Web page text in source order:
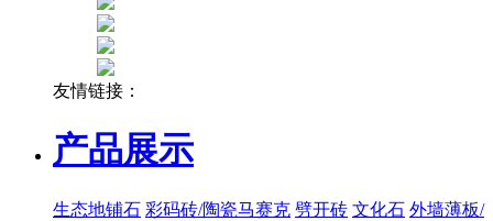
友情链接：
产品展示
生态地铺石 彩码砖/陶瓷马赛克 劈开砖 文化石 外墙薄板/